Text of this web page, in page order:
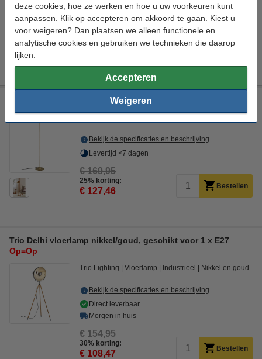
deze cookies, hoe ze werken en hoe u uw voorkeuren kunt
aanpassen. Klik op accepteren om akkoord te gaan. Kiest u
voor weigeren? Dan plaatsen we alleen functionele en
analytische cookies en gebruiken we technieken die daarop
lijken.
Accepteren
Weigeren
Morgen in huis
€ 149,95
Nordlux Vloerlamp E27 | Cera | 140 cm | Messing
Bekijk de specificaties en beschrijving
Levertijd <7 dagen
€ 169,95
25% korting:
€ 127,46 Bestellen
Trio Delhi vloerlamp nikkel/goud, geschikt voor 1 x E27
Op=Op
Trio Lighting Vloerlamp Industrieel Nikkel en goud
Bekijk de specificaties en beschrijving
Direct leverbaar
Morgen in huis
€ 154,95
30% korting:
€ 108,47 Bestellen